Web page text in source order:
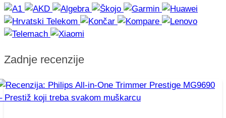
Zadnje recenzije